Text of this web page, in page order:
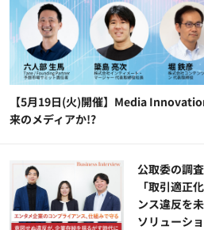
【5月19日(火)開催】Media
来のメディアか!?
公​​取委の調
「取引適正
ンス違反を
ソリューショ